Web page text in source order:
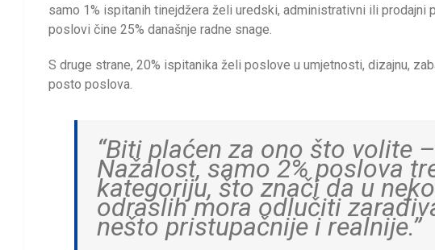
samo 1% ispitanih tinejdžera želi uredski, administrativni ili prodajni
poslovi čine 25% današnje radne snage.
S druge strane, 20% ispitanika želi poslove u umjetnosti, dizajnu,
posto poslova.
“Biti plaćen za ono što volite
Nažalost, samo 2% poslova
kategoriju, što znači da u
odraslih mora odlučiti
nešto pristupačnije i realnije.”